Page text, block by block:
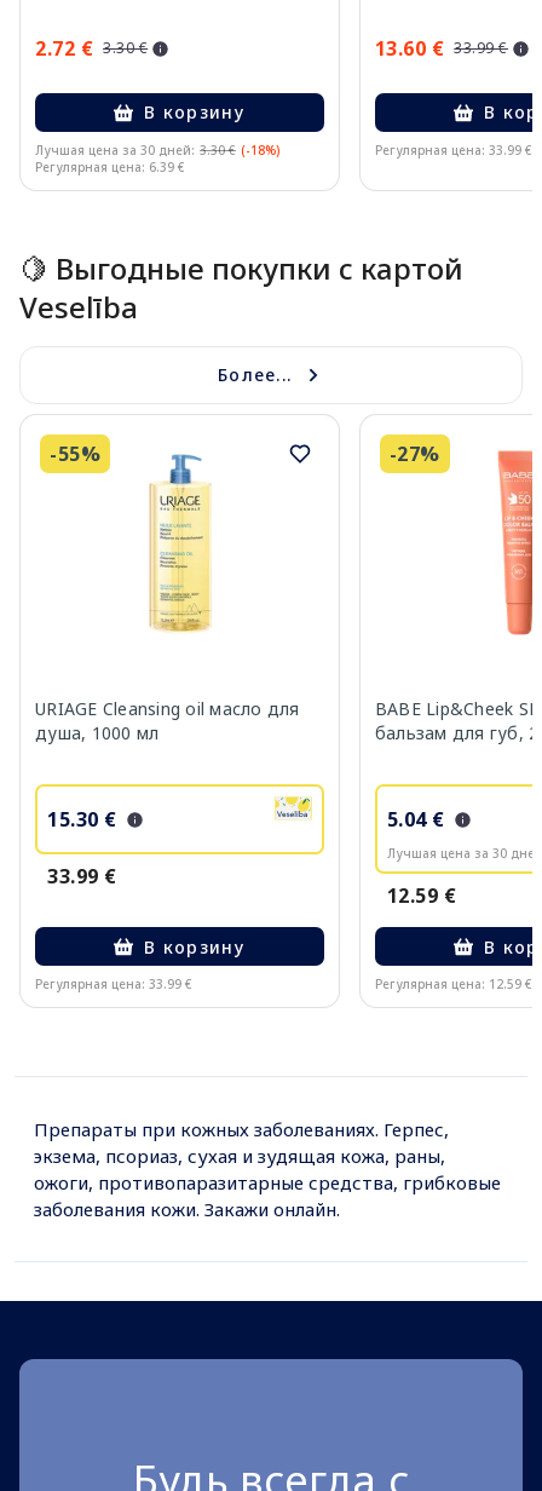
2.72 € 3.30 €
В корзину
Лучшая цена за 30 дней: 3.30 € (-18%)
Регулярная цена: 6.39 €
13.60 € 33.99 €
В
Регулярная цена: 33.99 €
🍋 Выгодные покупки с картой
Veselība
Более...
-55%
URIAGE Cleansing oil масло для
душа, 1000 мл
15.30 €
33.99 €
В корзину
Регулярная цена: 33.99 €
-27%
BABE Lip&Cheek
бальзам для губ,
5.04 €
Лучшая цена за 30
12.59 €
В
Регулярная цена: 12.59 €
Препараты при кожных заболеваниях. Герпес,
экзема, псориаз, сухая и зудящая кожа, раны,
ожоги, противопаразитарные средства, грибковые
заболевания кожи. Закажи онлайн.